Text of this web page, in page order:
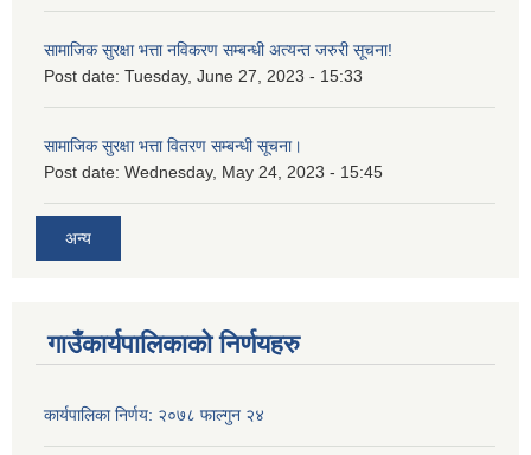
सामाजिक सुरक्षा भत्ता नविकरण सम्बन्धी अत्यन्त जरुरी सूचना!
Post date: Tuesday, June 27, 2023 - 15:33
सामाजिक सुरक्षा भत्ता वितरण सम्बन्धी सूचना।
Post date: Wednesday, May 24, 2023 - 15:45
अन्य
गाउँकार्यपालिकाको निर्णयहरु
कार्यपालिका निर्णय: २०७८ फाल्गुन २४